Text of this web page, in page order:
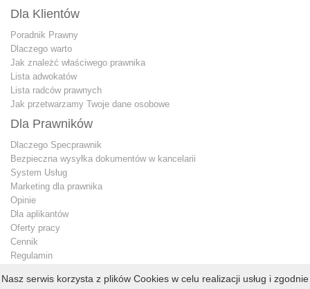
Dla Klientów
Poradnik Prawny
Dlaczego warto
Jak znależć właściwego prawnika
Lista adwokatów
Lista radców prawnych
Jak przetwarzamy Twoje dane osobowe
Dla Prawników
Dlaczego Specprawnik
Bezpieczna wysyłka dokumentów w kancelarii
System Usług
Marketing dla prawnika
Opinie
Dla aplikantów
Oferty pracy
Cennik
Regulamin
Konto premium
Nasz serwis korzysta z plików Cookies w celu realizacji usług i zgodnie